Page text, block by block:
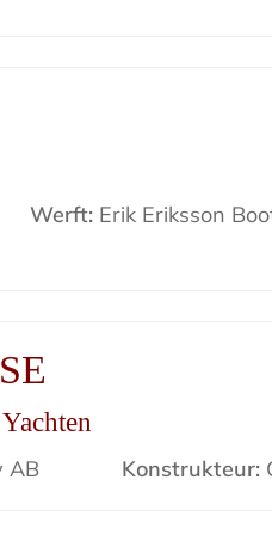
Werft:Erik Eriksson
AB Konstrukteur: